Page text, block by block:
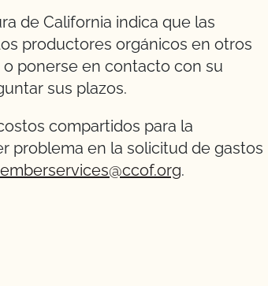
de California indica que las
productores orgánicos en otros
ponerse en contacto con su
sus plazos.
compartidos para la
problema en la solicitud de gastos
.